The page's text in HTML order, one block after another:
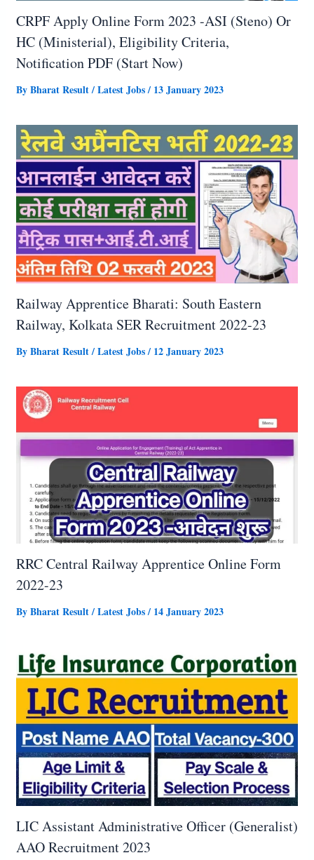
CRPF Apply Online Form 2023 -ASI (Steno) Or
HC (Ministerial), Eligibility Criteria,
Notification PDF (Start Now)
ByBharat Result/Latest Jobs/ 13 January 2023
Railway Apprentice Bharati: South Eastern
Railway, Kolkata SER Recruitment 2022-23
ByBharat Result/Latest Jobs/ 12 January 2023
RRC Central Railway Apprentice Online Form
2022-23
ByBharat Result/Latest Jobs/ 14 January 2023
LIC Assistant Administrative Officer (Generalist)
AAO Recruitment 2023